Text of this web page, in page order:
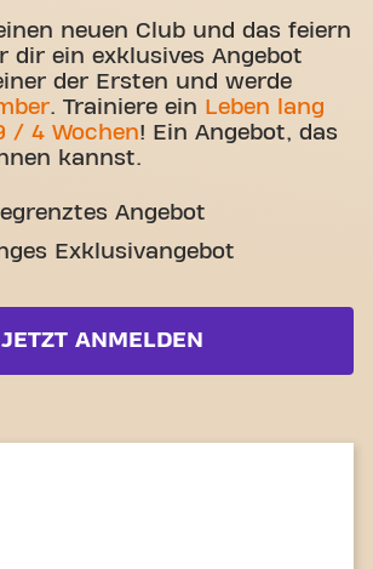
neuen Club und das feiern
dir ein exklusives Angebot
der Ersten und werde
. Trainiere ein Leben lang
/ 4 Wochen! Ein Angebot, das
kannst.
Angebot
Exklusivangebot
JETZT ANMELDEN